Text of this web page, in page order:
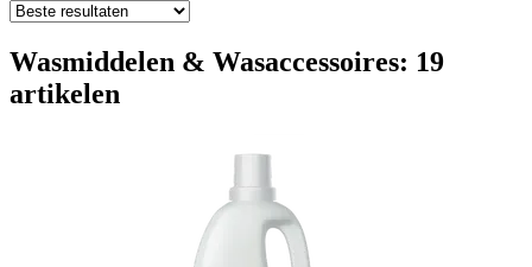
Wasmiddelen & Wasaccessoires: 19
artikelen